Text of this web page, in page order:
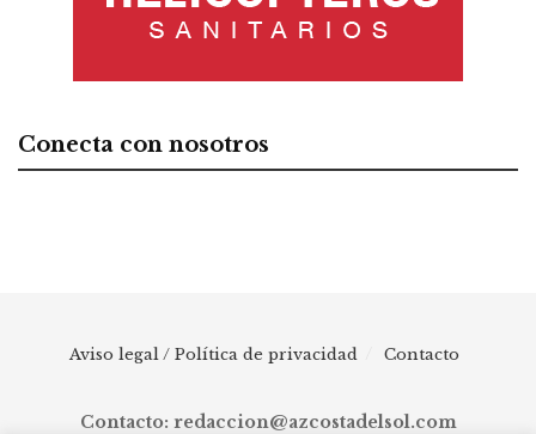
Conecta con nosotros
Aviso legal / Política de privacidad Contacto
Contacto: redaccion@azcostadelsol.com